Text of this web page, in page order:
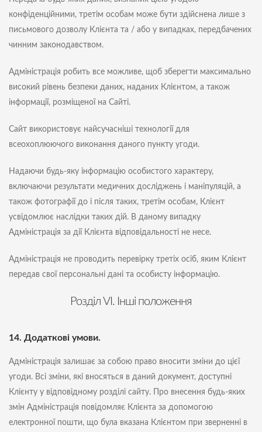
конфіденційними, третім особам може бути здійснена лише з
письмового дозволу Клієнта та / або у випадках, передбачених
чинним законодавством.
Адміністрація робить все можливе, щоб зберегти максимально
високий рівень безпеки даних, наданих Клієнтом, а також
інформації, розміщеної на Сайті.
Сайт використовує найсучасніші технології для
всеохоплюючого виконання даного пункту угоди.
Надаючи будь-яку інформацію особистого характеру,
включаючи результати медичних досліджень і маніпуляцій, а
також фотографії до і після таких, третім особам, Клієнт
усвідомлює наслідки таких дій. В даному випадку
Адміністрація за дії Клієнта відповідальності не несе.
Адміністрація не проводить перевірку третіх осіб, яким Клієнт
передав свої персональні дані та особисту інформацію.
Розділ VI. Інші положення
14. Додаткові умови.
Адміністрація залишає за собою право вносити зміни до цієї
угоди. Всі зміни, які вносяться в даний документ, доступні
Клієнту у відповідному розділі сайту. Про внесення будь-яких
змін Адміністрація повідомляє Клієнта за допомогою
електронної пошти, що була вказана Клієнтом при зверненні в